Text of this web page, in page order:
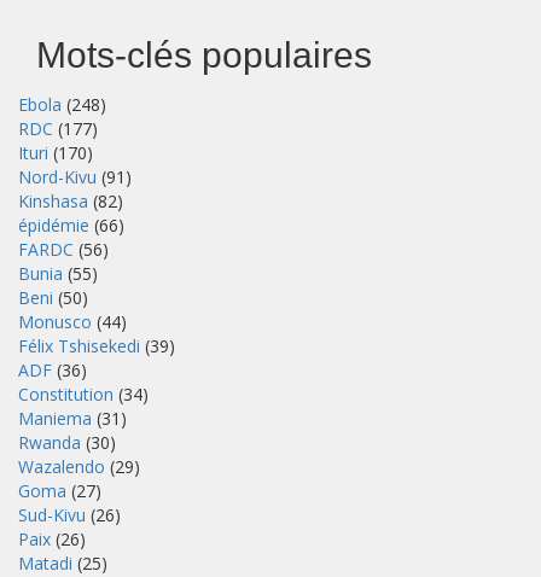
Mots-clés populaires
Ebola (248)
RDC (177)
Ituri (170)
Nord-Kivu (91)
Kinshasa (82)
épidémie (66)
FARDC (56)
Bunia (55)
Beni (50)
Monusco (44)
Félix Tshisekedi (39)
ADF (36)
Constitution (34)
Maniema (31)
Rwanda (30)
Wazalendo (29)
Goma (27)
Sud-Kivu (26)
Paix (26)
Matadi (25)